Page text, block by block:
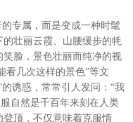
专属，而是变成一种时髦
壮丽云霞、山腰缓步的牦
脸，景色壮丽而纯净的视
看几次这样的景色”等文
诱惑，常常引人发问：“我
自然是千百年来刻在人类
顶，不仅意味着克服惰